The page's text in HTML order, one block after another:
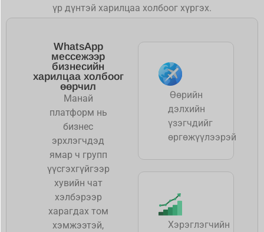
үр дүнтэй харилцаа холбоог хүргэх.
WhatsApp
мессежээр
бизнесийн
харилцаа холбоог
өөрчил
Манай
платформ нь
бизнес
эрхлэгчдэд
ямар ч групп
үүсгэхгүйгээр
хувийн чат
хэлбэрээр
харагдах том
хэмжээтэй,
Өөрийн
дэлхийн
үзэгчдийг
өргөжүүлээрэй
Хэрэглэгчийн